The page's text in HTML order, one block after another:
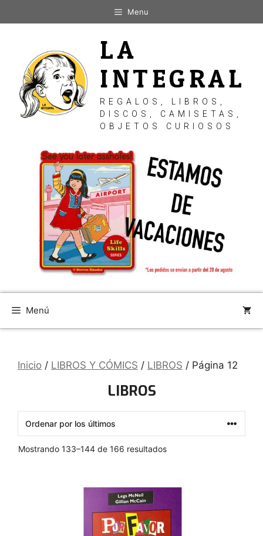
al
Menu
LA
INTEGRAL
REGALOS, LIBROS,
DISCOS, CAMISETAS,
OBJETOS CURIOSOS
Menú
Inicio / LIBROS Y CÓMICS / LIBROS / Página 12
LIBROS
Mostrando 133–144 de 166 resultadosOrdenado
últimos